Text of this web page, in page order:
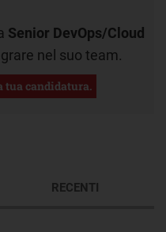
Senior DevOps/Cloud
nel suo team.
tua candidatura.
RECENTI